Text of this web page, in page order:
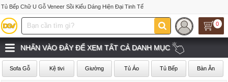
Tủ Bếp Chữ U Gỗ Veneer Sồi Kiểu Dáng Hiện Đại Tinh Tế
0
NHẤN VÀO ĐÂY ĐỂ XEM TẤT CẢ DANH MỤC
Sofa Gỗ Kệ tivi Giường Tủ Áo Tủ Bếp Bàn Ăn